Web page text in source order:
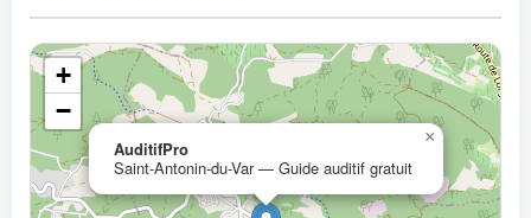
AuditifPro
Saint-Antonin-du-Var — Guide auditif gratuit
×
+
−